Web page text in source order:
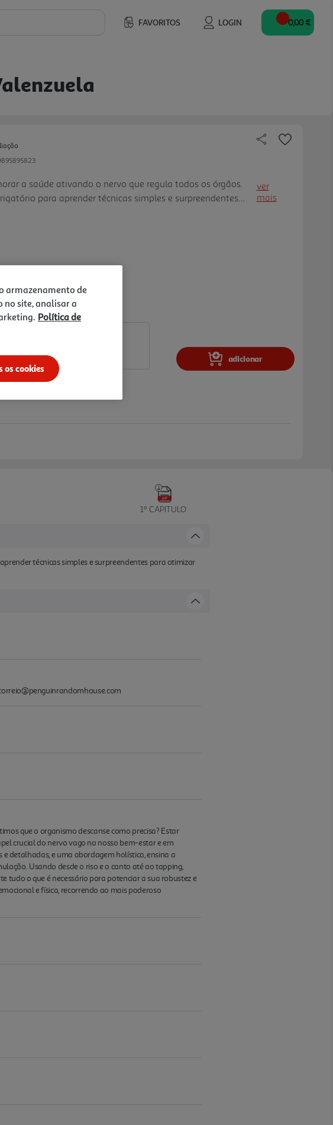
FAVORITOS LOGIN 0,00 €
a saúde ativando o nervo que regula todos os órgãos.
para aprender técnicas simples e surpreendentes
o bem-estar."
ver
mais
adicionar
1º CAPITULO
técnicas simples e surpreendentes para otimizar
que o organismo descanse como precisa? Estar
crucial do nervo vago no nosso bem-estar e em
detalhadas, e uma abordagem holística, ensina a
Usando desde o riso e o canto até ao tapping,
tudo o que é necessário para potenciar a sua robustez e
e física, recorrendo ao mais poderoso
armazenamento de
no site, analisar a
Política de
os cookies